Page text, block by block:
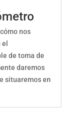
nos
el
de toma de
daremos
situaremos en